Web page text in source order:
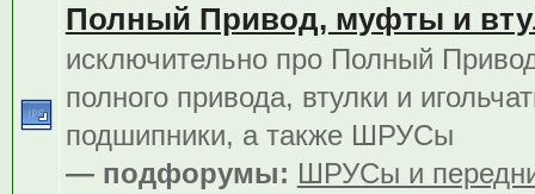
Полный Привод, муфты и
исключительно про Полный
полного привода, втулки и
подшипники, а также ШРУСы
— подфорумы: ШРУСы и